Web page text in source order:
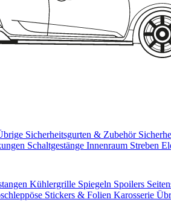
Sicherheitsgurten & Zubehör
Schaltgestänge Innenraum Streben
Kühlergrille Spiegeln Spoilers
Stickers & Folien Karosserie